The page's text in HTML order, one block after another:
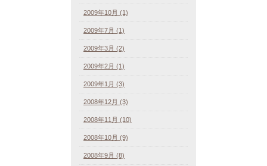
2009年10月 (1)
2009年7月 (1)
2009年3月 (2)
2009年2月 (1)
2009年1月 (3)
2008年12月 (3)
2008年11月 (10)
2008年10月 (9)
2008年9月 (8)